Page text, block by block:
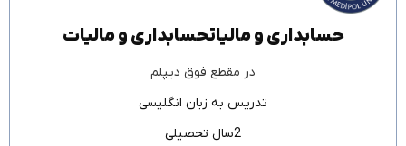
حسابداری و مالیاتحسابداری و مالیات
در مقطع فوق دیپلم
تدریس به زبان انگلیسی
2سال تحصیلی